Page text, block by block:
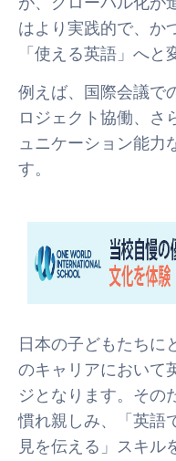
はより実践的で、か
「使える英語」へと
例えば、国際会議で
ロジェクト協働、さ
ュニケーション能力
す。
日本の子どもたちに
のキャリアにおいて
ジとなります。その
慣れ親しみ、「英語
見を伝える」スキル